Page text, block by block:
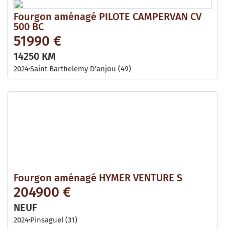
Fourgon aménagé PILOTE CAMPERVAN CV
500 BC
51990 €
14250 KM
2024Saint Barthelemy D'anjou (49)
Fourgon aménagé HYMER VENTURE S
204900 €
NEUF
2024 Pinsaguel (31)